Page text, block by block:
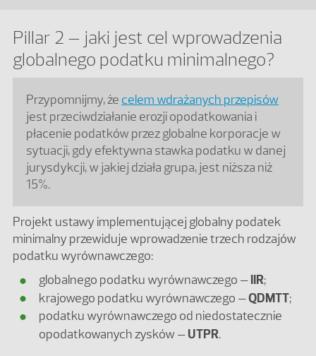
Pillar 2 – jaki jest cel wprowadzenia
globalnego podatku minimalnego?
Przypomnijmy, że celem wdrażanych przepisów
jest przeciwdziałanie erozji opodatkowania i
płacenie podatków przez globalne korporacje w
sytuacji, gdy efektywna stawka podatku w danej
jurysdykcji, w jakiej działa grupa, jest niższa niż
15%.
Projekt ustawy implementującej globalny podatek
minimalny przewiduje wprowadzenie trzech rodzajów
podatku wyrównawczego:
globalnego podatku wyrównawczego –IIR;
krajowego podatku wyrównawczego –QDMTT;
podatku wyrównawczego od niedostatecznie
opodatkowanych zysków –UTPR.